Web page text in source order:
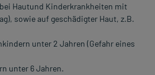
Hautund Kinderkrankheiten mit
sowie auf geschädigter Haut, z.B.
unter 2 Jahren (Gefahr eines
unter 6 Jahren.